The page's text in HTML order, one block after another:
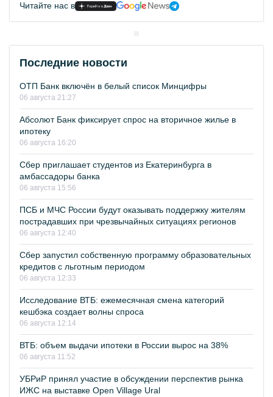
Читайте нас в
Последние новости
ОТП Банк включён в белый список Минцифры
06 августа 21:27
Абсолют Банк фиксирует спрос на вторичное жилье в
ипотеку
06 августа 16:20
Сбер приглашает студентов из Екатеринбурга в
амбассадоры банка
06 августа 15:56
ПСБ и МЧС России будут оказывать поддержку жителям
пострадавших при чрезвычайных ситуациях регионов
06 августа 12:40
Сбер запустил собственную программу образовательных
кредитов с льготным периодом
06 августа 12:33
Исследование ВТБ: ежемесячная смена категорий
кешбэка создает волны спроса
06 августа 12:14
ВТБ: объем выдачи ипотеки в России вырос на 38%
06 августа 11:52
УБРиР принял участие в обсуждении перспектив рынка
ИЖС на выставке Open Village Ural